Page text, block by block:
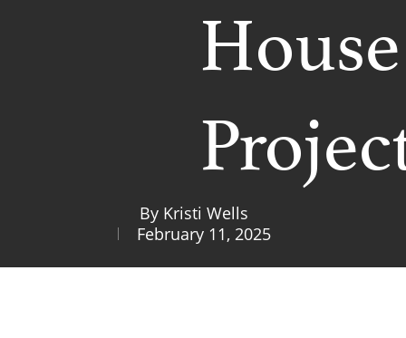
House
By Kristi Wells
February 11, 2025